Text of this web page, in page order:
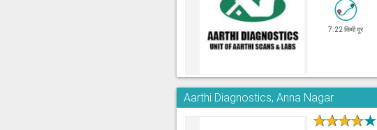
7.22 किमी दूर
Aarthi Diagnostics, Anna Nagar
★★★★★